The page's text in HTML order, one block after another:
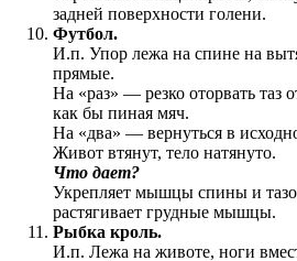
задней поверхности голени.
Футбол.
И.п. Упор лежа на спине на
прямые.
На «раз» — резко оторвать таз
как бы пиная мяч.
На «два» — вернуться в
Живот втянут, тело натянуто.
Что дает?
Укрепляет мышцы спины и
растягивает грудные мышцы.
Рыбка кроль.
И.п. Лежа на животе, ноги